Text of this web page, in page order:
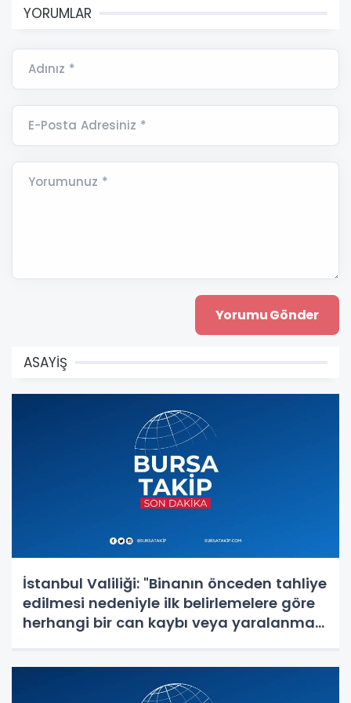
YORUMLAR
Adınız *
E-Posta Adresiniz *
Yorumunuz *
ASAYİŞ
İstanbul Valiliği: "Binanın önceden tahliye
edilmesi nedeniyle ilk belirlemelere göre
herhangi bir can kaybı veya yaralanma